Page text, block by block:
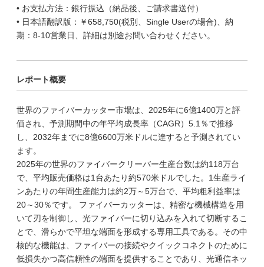
• お支払方法：銀行振込（納品後、ご請求書送付）
• 日本語翻訳版：￥658,750(税別、Single Userの場合)、納
期：8-10営業日、詳細は別途お問い合わせください。
レポート概要
世界のファイバーカッター市場は、2025年に6億1400万と評
価され、予測期間中の年平均成長率（CAGR）5.1％で推移
し、2032年までに8億6600万米ドルに達すると予測されてい
ます。
2025年の世界のファイバークリーバー生産台数は約118万台
で、平均販売価格は1台あたり約570米ドルでした。1生産ライ
ンあたりの年間生産能力は約2万～5万台で、平均粗利益率は
20～30％です。 ファイバーカッターは、精密な機械構造を用
いて刃を制御し、光ファイバーに切り込みを入れて切断するこ
とで、滑らかで平坦な端面を形成する専用工具である。その中
核的な機能は、ファイバーの接続やクイックコネクトのために
低損失かつ高信頼性の端面を提供することであり、光通信ネッ